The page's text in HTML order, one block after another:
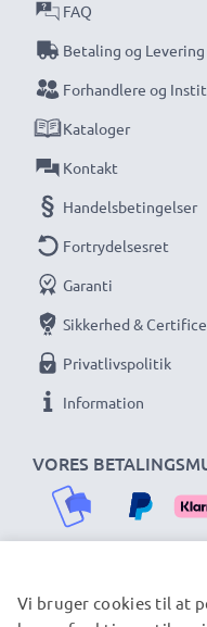
VORES
FAQ
Betaling og Levering
Forhandlere og
Kataloger
Kontakt
Handelsbetingelser
Fortrydelsesret
Garanti
Sikkerhed &
Privatlivspolitik
Information
VORES
Vi bruger cookies til at